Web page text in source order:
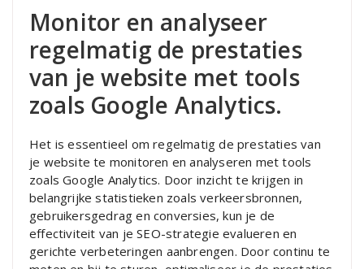
Monitor en analyseer
regelmatig de prestaties
van je website met tools
zoals Google Analytics.
Het is essentieel om regelmatig de prestaties van
je website te monitoren en analyseren met tools
zoals Google Analytics. Door inzicht te krijgen in
belangrijke statistieken zoals verkeersbronnen,
gebruikersgedrag en conversies, kun je de
effectiviteit van je SEO-strategie evalueren en
gerichte verbeteringen aanbrengen. Door continu te